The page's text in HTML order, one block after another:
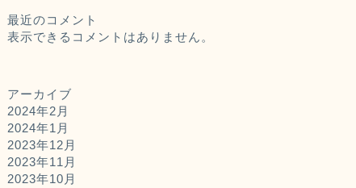
最近のコメント
表示できるコメントはありません。
アーカイブ
2024年2月
2024年1月
2023年12月
2023年11月
2023年10月